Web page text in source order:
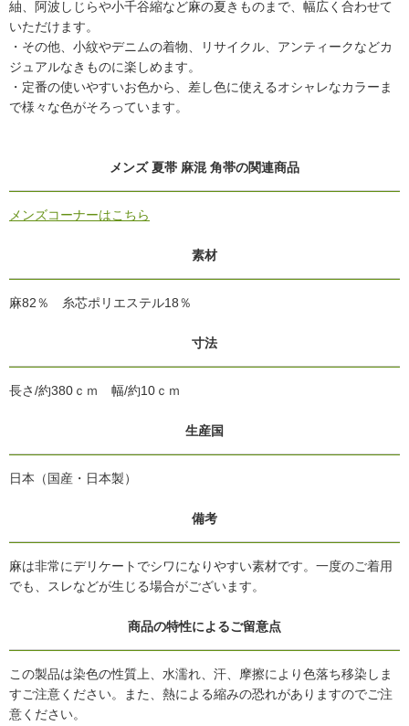
紬、阿波しじらや小千谷縮など麻の夏きものまで、幅広く合わせて
いただけます。
・その他、小紋やデニムの着物、リサイクル、アンティークなどカ
ジュアルなきものに楽しめます。
・定番の使いやすいお色から、差し色に使えるオシャレなカラーま
で様々な色がそろっています。
メンズ 夏帯 麻混 角帯の関連商品
メンズコーナーはこちら
素材
麻82％ 糸芯ポリエステル18％
寸法
長さ/約380ｃｍ 幅/約10ｃｍ
生産国
日本（国産・日本製）
備考
麻は非常にデリケートでシワになりやすい素材です。一度のご着用
でも、スレなどが生じる場合がございます。
商品の特性によるご留意点
この製品は染色の性質上、水濡れ、汗、摩擦により色落ち移染しま
すご注意ください。また、熱による縮みの恐れがありますのでご注
意ください。